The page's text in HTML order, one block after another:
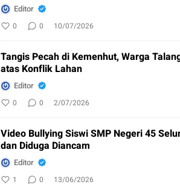
Editor
0 0 10/07/2026
Tangis Pecah di Kemenhut, Warga
atas Konflik Lahan
Editor
0 0 2/07/2026
Video Bullying Siswi SMP Negeri 45
dan Diduga Diancam
Editor
1 0 13/06/2026